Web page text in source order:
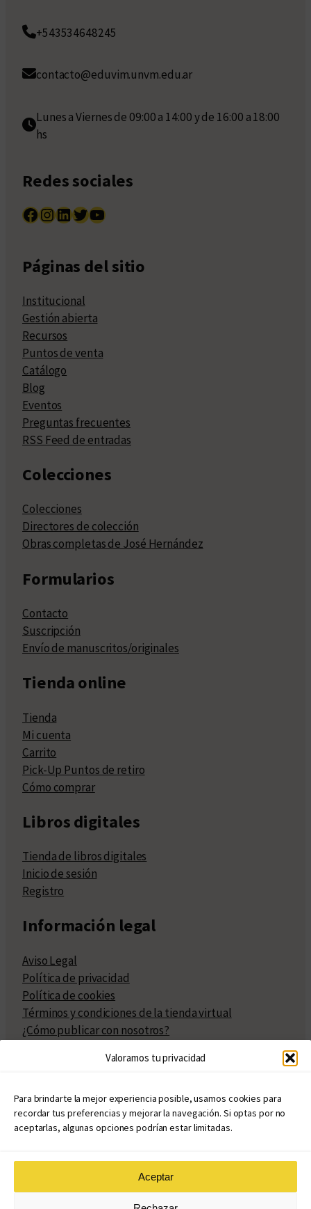
Valoramos tu privacidad
Para brindarte la mejor experiencia posible, usamos cookies para
recordar tus preferencias y mejorar la navegación. Si optas por no
aceptarlas, algunas opciones podrían estar limitadas.
Aceptar
+543534648245
contacto@eduvim.unvm.edu.ar
Lunes a Viernes de 09:00 a 14:00 y de 16:00 a 18:00
hs
Redes sociales
Facebook InstagramLinkedIn Twitter YouTube
Páginas del sitio
Institucional
Gestión abierta
Recursos
Puntos de venta
Catálogo
Blog
Eventos
Preguntas frecuentes
RSS Feed de entradas
Colecciones
Colecciones
Directores de colección
Obras completas de José Hernández
Formularios
Contacto
Suscripción
Envío de manuscritos/originales
Tienda online
Tienda
Mi cuenta
Carrito
Pick-Up Puntos de retiro
Cómo comprar
Libros digitales
Tienda de libros digitales
Inicio de sesión
Registro
Información legal
Aviso Legal
Política de privacidad
Política de cookies
Términos y condiciones de la tienda virtual
¿Cómo publicar con nosotros?
Políticas de publicación
Políticas de coedición
Atribuciones